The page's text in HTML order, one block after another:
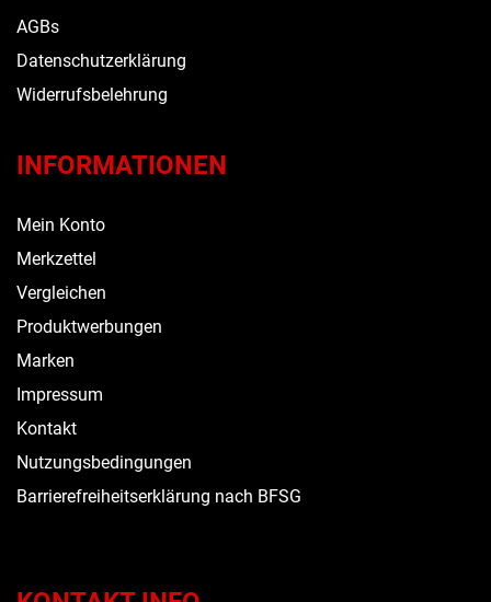
AGBs
Datenschutzerklärung
Widerrufsbelehrung
INFORMATIONEN
Mein Konto
Merkzettel
Vergleichen
Produktwerbungen
Marken
Impressum
Kontakt
Nutzungsbedingungen
Barrierefreiheitserklärung nach BFSG